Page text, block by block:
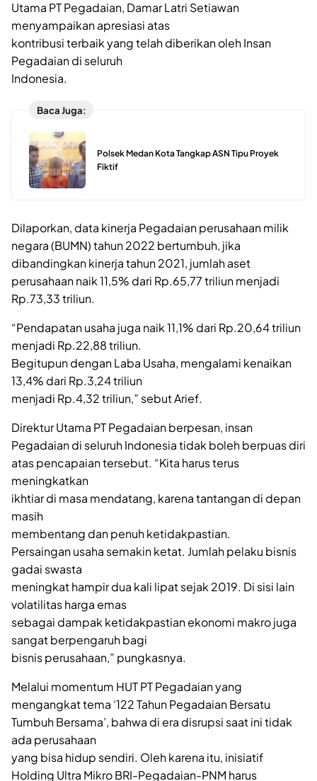
Utama PT Pegadaian, Damar Latri Setiawan
menyampaikan apresiasi atas
kontribusi terbaik yang telah diberikan oleh Insan
Pegadaian di seluruh
Indonesia.
Baca Juga:
Polsek Medan Kota Tangkap ASN Tipu Proyek
Fiktif
Dilaporkan, data kinerja Pegadaian perusahaan milik
negara (BUMN) tahun 2022 bertumbuh, jika
dibandingkan kinerja tahun 2021, jumlah aset
perusahaan naik 11,5% dari Rp.65,77 triliun menjadi
Rp.73,33 triliun.
“Pendapatan usaha juga naik 11,1% dari Rp.20,64 triliun
menjadi Rp.22,88 triliun.
Begitupun dengan Laba Usaha, mengalami kenaikan
13,4% dari Rp.3,24 triliun
menjadi Rp.4,32 triliun,” sebut Arief.
Direktur Utama PT Pegadaian berpesan, insan
Pegadaian di seluruh Indonesia tidak boleh berpuas diri
atas pencapaian tersebut. “Kita harus terus
meningkatkan
ikhtiar di masa mendatang, karena tantangan di depan
masih
membentang dan penuh ketidakpastian.
Persaingan usaha semakin ketat. Jumlah pelaku bisnis
gadai swasta
meningkat hampir dua kali lipat sejak 2019. Di sisi lain
volatilitas harga emas
sebagai dampak ketidakpastian ekonomi makro juga
sangat berpengaruh bagi
bisnis perusahaan,” pungkasnya.
Melalui momentum HUT PT Pegadaian yang
mengangkat tema ‘122 Tahun Pegadaian Bersatu
Tumbuh Bersama’, bahwa di era disrupsi saat ini tidak
ada perusahaan
yang bisa hidup sendiri. Oleh karena itu, inisiatif
Holding Ultra Mikro BRI-Pegadaian-PNM harus